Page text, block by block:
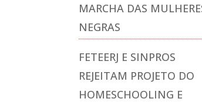
MARCHA DAS
NEGRAS
FETEERJ E SINPROS
REJEITAM PROJETO DO
HOMESCHOOLING E